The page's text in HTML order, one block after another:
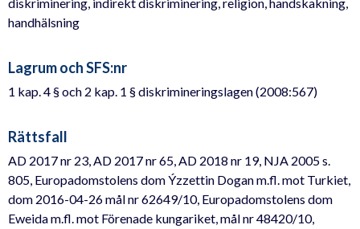
handhälsning
Lagrum och SFS:nr
1 kap. 4 § och 2 kap. 1 § diskrimineringslagen (2008:567)
Rättsfall
AD 2017 nr 23, AD 2017 nr 65, AD 2018 nr 19, NJA 2005 s.
805, Europadomstolens dom Ýzzettin Dogan m.fl. mot Turkiet,
dom 2016-04-26 mål nr 62649/10, Europadomstolens dom
Eweida m.fl. mot Förenade kungariket, mål nr 48420/10,